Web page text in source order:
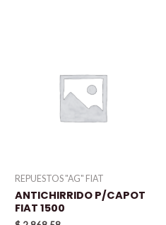
REPUESTOS "AG" FIAT
ANTICHIRRIDO P/CAPOT
FIAT 1500